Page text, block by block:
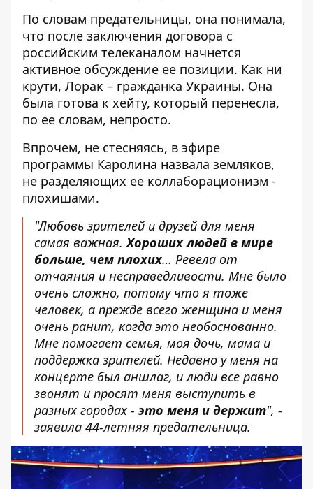
По словам предательницы, она понимала,
что после заключения договора с
российским телеканалом начнется
активное обсуждение ее позиции. Как ни
крути, Лорак – гражданка Украины. Она
была готова к хейту, который перенесла,
по ее словам, непросто.
Впрочем, не стесняясь, в эфире
программы Каролина назвала земляков,
не разделяющих ее коллаборационизм -
плохишами.
"Любовь зрителей и друзей для меня
самая важная.Хороших людей в мире
больше, чем плохих… Ревела от
отчаяния и несправедливости. Мне было
очень сложно, потому что я тоже
человек, а прежде всего женщина и меня
очень ранит, когда это необоснованно.
Мне помогает семья, моя дочь, мама и
поддержка зрителей. Недавно у меня на
концерте был аншлаг, и люди все равно
звонят и просят меня выступить в
разных городах - это меня и держит", -
заявила 44-летняя предательница.